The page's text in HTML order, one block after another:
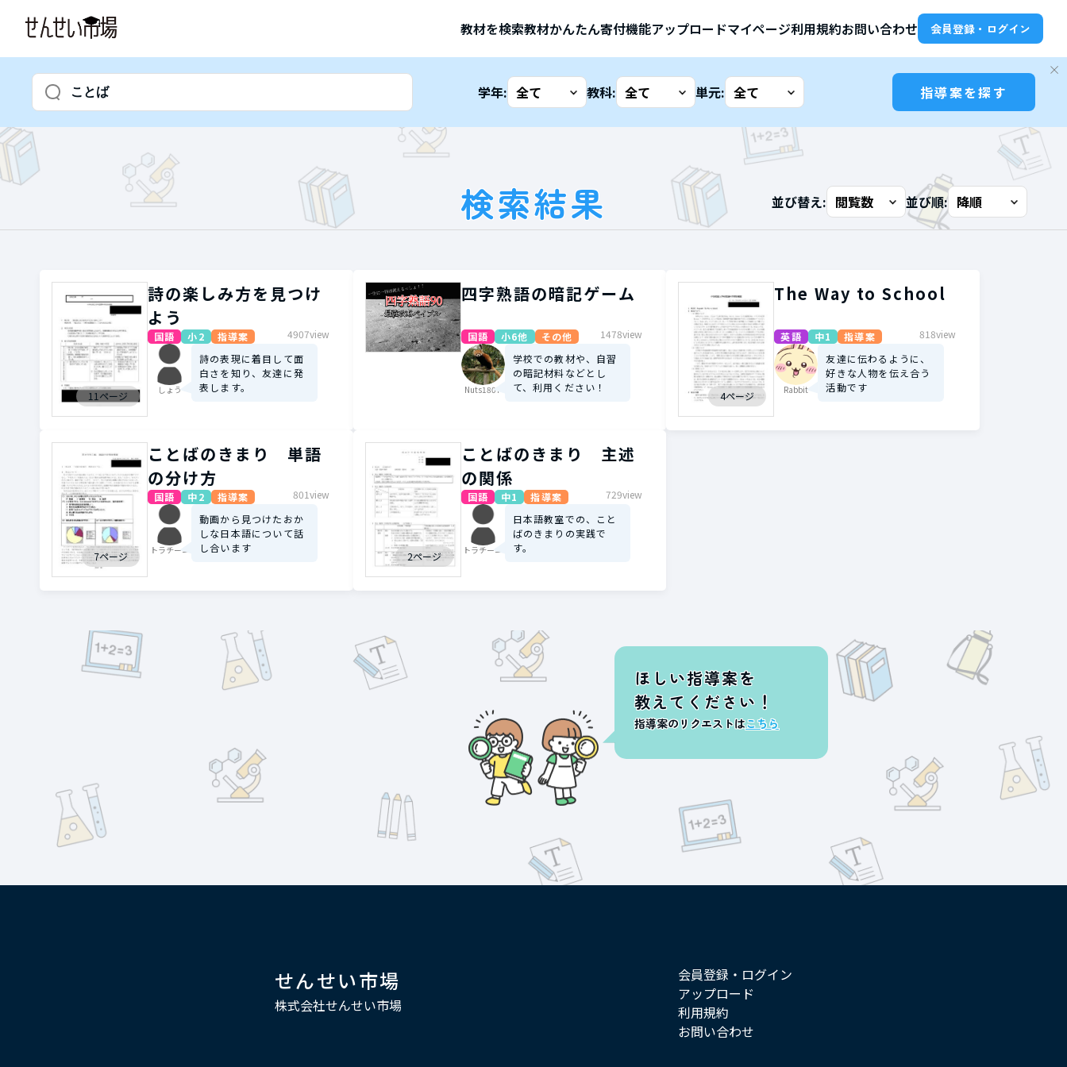
教材を検索教材かんたん寄付機能アップロードマイページ利用規約お問い合わせ 会員登録・ログイン
学年: 教科: 単元: 指導案を探す
検索結果 並び替え: 並び順:
11ページ
詩の楽しみ方を見つけ
よう
国語 小2 指導案 4907view
しょう
詩の表現に着目して面
白さを知り、友達に発
表します。
四字熟語の暗記ゲーム
国語 小6他 その他 1478view
Nuts1807
学校での教材や、自習
の暗記材料などとし
て、利用ください！
4ページ
The Way to School
英語 中1 指導案 818view
Rabbit
友達に伝わるように、
好きな人物を伝え合う
活動です
7ページ
ことばのきまり 単語
の分け方
国語 中2 指導案 801view
トラチーニ
動画から見つけたおか
しな日本語について話
し合います
2ページ
ことばのきまり 主述
の関係
国語 中1 指導案 729view
トラチーニ
日本語教室での、こと
ばのきまりの実践で
す。
ほしい指導案を
教えてください！
指導案のリクエストはこちら
せんせい市場
株式会社せんせい市場
会員登録・ログイン
アップロード
利用規約
お問い合わせ